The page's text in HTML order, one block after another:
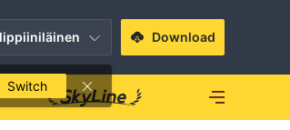
Switch
Download